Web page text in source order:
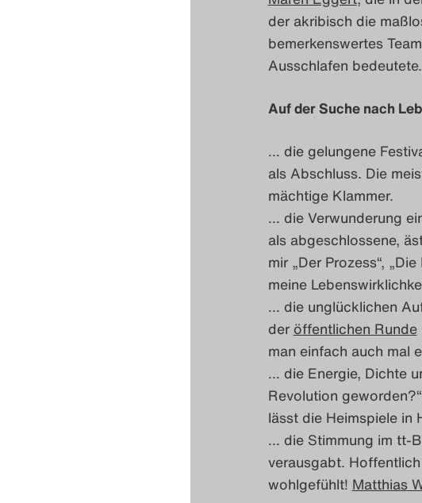
der akribisch die
bemerkenswertes
Ausschlafen
Auf der Suche nach
… die gelungene
als Abschluss. Die
mächtige Klammer.
… die Verwunderung
als abgeschlossene,
mir „Der Prozess“,
meine
… die unglücklichen
deröffentlichen Runde
man einfach auch
… die Energie, Dichte
Revolution
lässt die Heimspiele in
… die Stimmung im tt-
verausgabt.
wohlgefühlt! Matthias